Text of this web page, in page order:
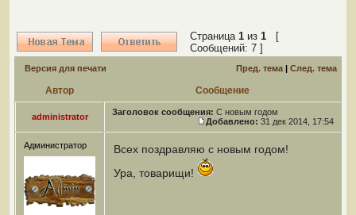
Страница 1 из 1 [
Сообщений: 7 ]
Версия для печати Пред. тема | След. тема
Автор Сообщение
administrator Заголовок сообщения: С новым годом
Добавлено: 31 дек 2014, 17:54
Администратор
Всех поздравляю с новым годом!
Ура, товарищи!